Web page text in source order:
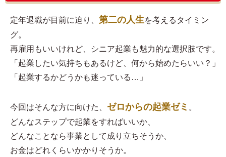
定年退職が目前に迫り、 第二の人生を考えるタイミン
グ。
再雇用もいいけれど、シニア起業も魅力的な選択肢です。
「起業したい気持ちもあるけど、何から始めたらいい？」
「起業するかどうかも迷っている…」
今回はそんな方に向けた、 ゼロからの起業ゼミ 。
どんなステップで起業をすればいいか、
どんなことなら事業として成り立ちそうか、
お金はどれくらいかかりそうか。